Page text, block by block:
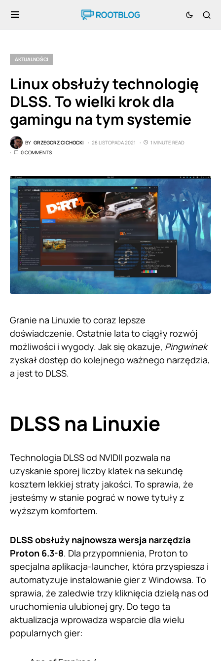
AKTUALNOŚCI
Linux obsłuży technologię
DLSS. To wielki krok dla
gamingu na tym systemie
BY GRZEGORZ CICHOCKI 28 LISTOPADA 2021
1 MINUTE READ
0 COMMENTS
Granie na Linuxie to coraz lepsze
doświadczenie. Ostatnie lata to ciągły rozwój
możliwości i wygody. Jak się okazuje, Pingwinek
zyskał dostęp do kolejnego ważnego narzędzia,
a jest to DLSS.
DLSS na Linuxie
Technologia DLSS od NVIDII pozwala na
uzyskanie sporej liczby klatek na sekundę
kosztem lekkiej straty jakości. To sprawia, że
jesteśmy w stanie pograć w nowe tytuły z
wyższym komfortem.
DLSS obsłuży najnowsza wersja narzędzia
Proton 6.3-8. Dla przypomnienia, Proton to
specjalna aplikacja-launcher, która przyspiesza i
automatyzuje instalowanie gier z Windowsa. To
sprawia, że zaledwie trzy kliknięcia dzielą nas od
uruchomienia ulubionej gry. Do tego ta
aktualizacja wprowadza wsparcie dla wielu
popularnych gier: